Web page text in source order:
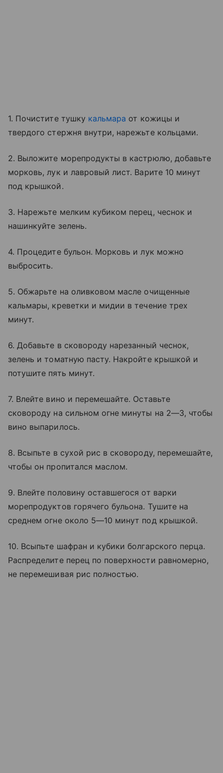
1. Почистите тушку кальмара от кожицы и
твердого стержня внутри, нарежьте кольцами.
2. Выложите морепродукты в кастрюлю, добавьте
морковь, лук и лавровый лист. Варите 10 минут
под крышкой.
3. Нарежьте мелким кубиком перец, чеснок и
нашинкуйте зелень.
4. Процедите бульон. Морковь и лук можно
выбросить.
5. Обжарьте на оливковом масле очищенные
кальмары, креветки и мидии в течение трех
минут.
6. Добавьте в сковороду нарезанный чеснок,
зелень и томатную пасту. Накройте крышкой и
потушите пять минут.
7. Влейте вино и перемешайте. Оставьте
сковороду на сильном огне минуты на 2—3, чтобы
вино выпарилось.
8. Всыпьте в сухой рис в сковороду, перемешайте,
чтобы он пропитался маслом.
9. Влейте половину оставшегося от варки
морепродуктов горячего бульона. Тушите на
среднем огне около 5—10 минут под крышкой.
10. Всыпьте шафран и кубики болгарского перца.
Распределите перец по поверхности равномерно,
не перемешивая рис полностью.